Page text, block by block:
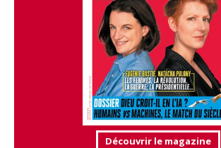
Découvrir le magazine